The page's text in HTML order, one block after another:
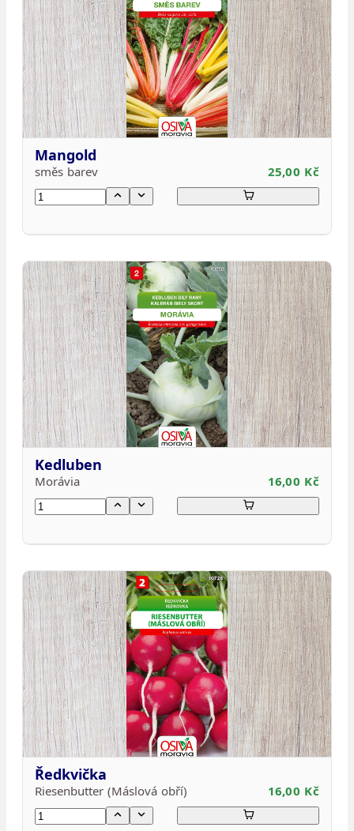
Mangold
směs barev 25,00 Kč
Kedluben
Morávia 16,00 Kč
Ředkvička
Riesenbutter (Máslová obří) 16,00 Kč